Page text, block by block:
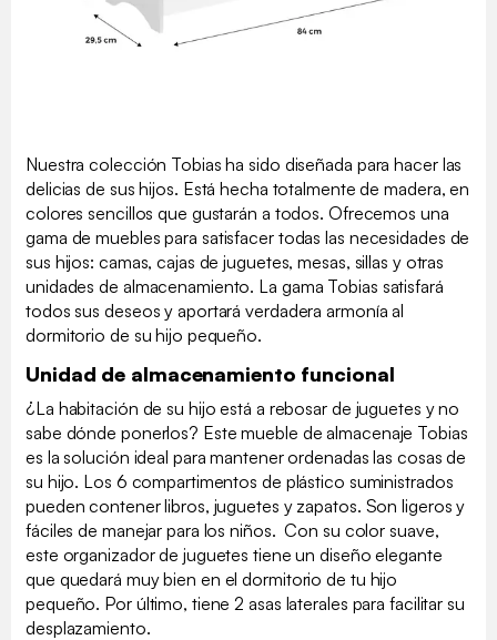
Nuestra colección Tobias ha sido diseñada para hacer las
delicias de sus hijos. Está hecha totalmente de madera, en
colores sencillos que gustarán a todos. Ofrecemos una
gama de muebles para satisfacer todas las necesidades de
sus hijos: camas, cajas de juguetes, mesas, sillas y otras
unidades de almacenamiento. La gama Tobias satisfará
todos sus deseos y aportará verdadera armonía al
dormitorio de su hijo pequeño.
Unidad de almacenamiento funcional
¿La habitación de su hijo está a rebosar de juguetes y no
sabe dónde ponerlos? Este mueble de almacenaje Tobias
es la solución ideal para mantener ordenadas las cosas de
su hijo. Los 6 compartimentos de plástico suministrados
pueden contener libros, juguetes y zapatos. Son ligeros y
fáciles de manejar para los niños. Con su color suave,
este organizador de juguetes tiene un diseño elegante
que quedará muy bien en el dormitorio de tu hijo
pequeño. Por último, tiene 2 asas laterales para facilitar su
desplazamiento.